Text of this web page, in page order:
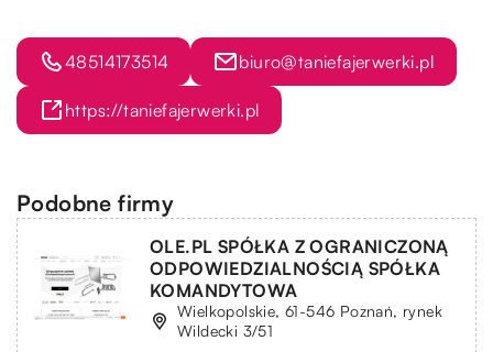
48514173514 biuro@taniefajerwerki.pl
https://taniefajerwerki.pl
Podobne firmy
OLE.PL SPÓŁKA Z OGRANICZONĄ
ODPOWIEDZIALNOŚCIĄ SPÓŁKA
KOMANDYTOWA
Wielkopolskie, 61-546 Poznań, rynek
Wildecki 3/51